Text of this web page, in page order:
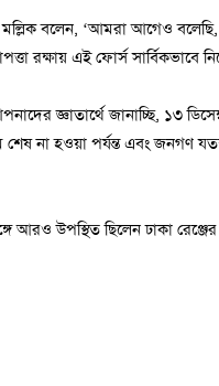
বলেন, ‘আমরা আগেও
রক্ষায় এই ফোর্স সার্বিকভাবে
জ্ঞাতার্থে জানাচ্ছি, ১৩
না হওয়া পর্যন্ত এবং জনগণ
আরও উপস্থিত ছিলেন ঢাকা